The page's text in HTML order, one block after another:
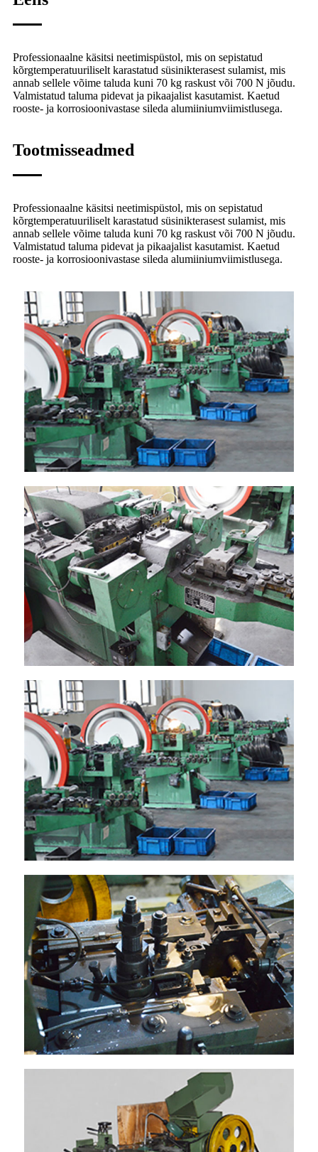
Professionaalne käsitsi neetimispüstol, mis on sepistatud
kõrgtemperatuuriliselt karastatud süsinikterasest sulamist, mis
annab sellele võime taluda kuni 70 kg raskust või 700 N jõudu.
Valmistatud taluma pidevat ja pikaajalist kasutamist. Kaetud
rooste- ja korrosioonivastase sileda alumiiniumviimistlusega.
Tootmisseadmed
Professionaalne käsitsi neetimispüstol, mis on sepistatud
kõrgtemperatuuriliselt karastatud süsinikterasest sulamist, mis
annab sellele võime taluda kuni 70 kg raskust või 700 N jõudu.
Valmistatud taluma pidevat ja pikaajalist kasutamist. Kaetud
rooste- ja korrosioonivastase sileda alumiiniumviimistlusega.